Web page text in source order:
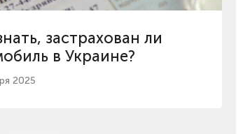
застрахован ли
в Украине?
2025